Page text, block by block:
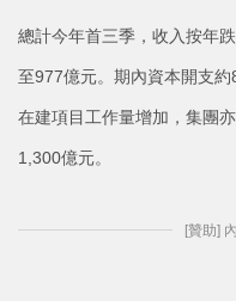
總計今年首三季，收入按年
至977億元。期內資本開支
在建項目工作量增加，集團
1,300億元。
[贊助]